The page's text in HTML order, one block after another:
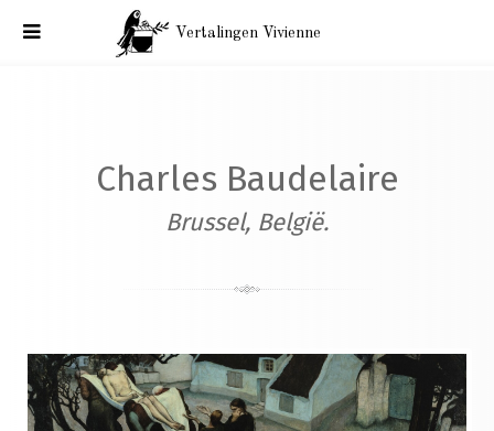
Vertalingen Vivienne
Charles Baudelaire
Brussel, België.